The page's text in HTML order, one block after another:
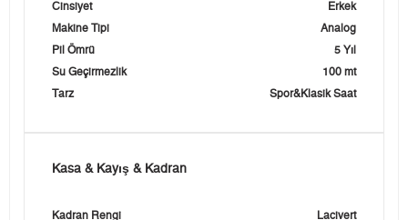
Cinsiyet
Erkek
Makine Tipi
Analog
Pil Ömrü
5 Yıl
Su Geçirmezlik
100 mt
Tarz
Spor&Klasik Saat
Kasa & Kayış & Kadran
Kadran Rengi
Lacivert